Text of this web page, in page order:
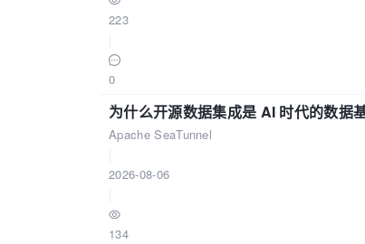
223
0
为什么开源数据集成是 AI 时代的数据
Apache SeaTunnel
2026-08-06
134